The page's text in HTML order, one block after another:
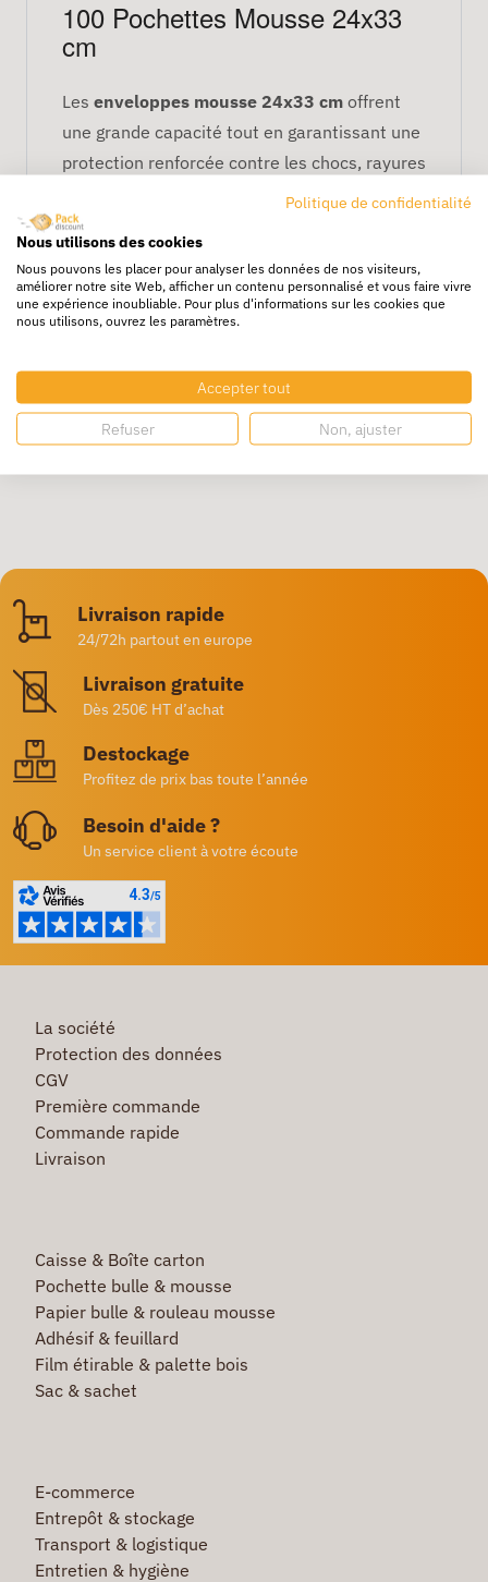
100 Pochettes Mousse 24x33
cm
Les enveloppes mousse 24x33 cm offrent
une grande capacité tout en garantissant une
protection renforcée contre les chocs, rayures
et vibrations. Parfait pour livres, objets
culturels et accessoires techniques.
Points clés
Mousse protectrice anti-rayures
Fermeture autocollante solide
Livraison rapide
24/72h partout en europe
Livraison gratuite
Dès 250€ HT d’achat
Destockage
Profitez de prix bas toute l’année
Besoin d'aide ?
Un service client à votre écoute
La société
Protection des données
CGV
Première commande
Commande rapide
Livraison
Caisse & Boîte carton
Pochette bulle & mousse
Papier bulle & rouleau mousse
Adhésif & feuillard
Film étirable & palette bois
Sac & sachet
E-commerce
Entrepôt & stockage
Transport & logistique
Entretien & hygiène
Politique de confidentialité
Nous utilisons des cookies
Nous pouvons les placer pour analyser les données de nos visiteurs,
améliorer notre site Web, afficher un contenu personnalisé et vous faire vivre
une expérience inoubliable. Pour plus d'informations sur les cookies que
nous utilisons, ouvrez les paramètres.
Accepter tout
Refuser Non, ajuster